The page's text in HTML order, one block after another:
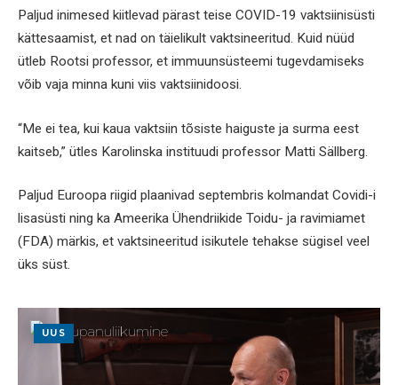
Paljud inimesed kiitlevad pärast teise COVID-19 vaktsiinisüsti
kättesaamist, et nad on täielikult vaktsineeritud. Kuid nüüd
ütleb Rootsi professor, et immuunsüsteemi tugevdamiseks
võib vaja minna kuni viis vaktsiinidoosi.
“Me ei tea, kui kaua vaktsiin tõsiste haiguste ja surma eest
kaitseb,” ütles Karolinska instituudi professor Matti Sällberg.
Paljud Euroopa riigid plaanivad septembris kolmandat Covidi-i
lisasüsti ning ka Ameerika Ühendriikide Toidu- ja ravimiamet
(FDA) märkis, et vaktsineeritud isikutele tehakse sügisel veel
üks süst.
UUS